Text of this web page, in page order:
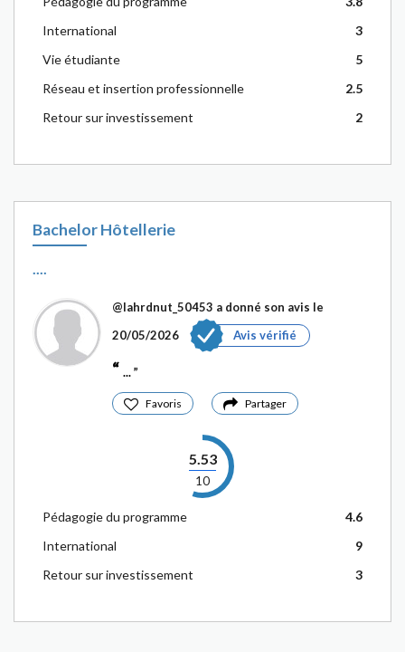
International
3
Vie étudiante
5
Réseau et insertion professionnelle
2.5
Retour sur investissement
2
Bachelor Hôtellerie
....
@Iahrdnut_50453 a donné son avis le
20/05/2026
Avis vérifié
...
Favoris Partager
5.53
10
Pédagogie du programme
4.6
International
9
Retour sur investissement
3